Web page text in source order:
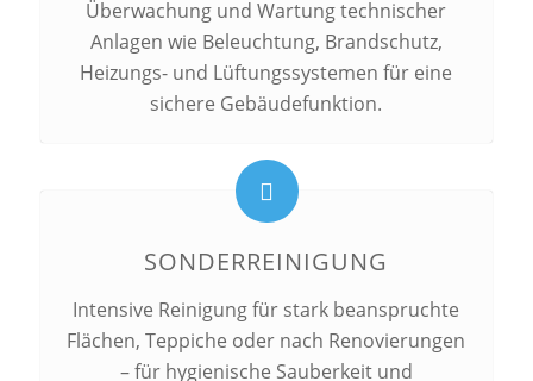
Überwachung und Wartung technischer
Anlagen wie Beleuchtung, Brandschutz,
Heizungs- und Lüftungssystemen für eine
sichere Gebäudefunktion.
SONDERREINIGUNG
Intensive Reinigung für stark beanspruchte
Flächen, Teppiche oder nach Renovierungen
– für hygienische Sauberkeit und